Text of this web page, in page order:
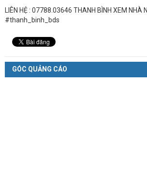
LIÊN HỆ : 07788.03646 THANH BÌNH XEM NHÀ
#thanh_binh_bds
GÓC QUẢNG CÁO